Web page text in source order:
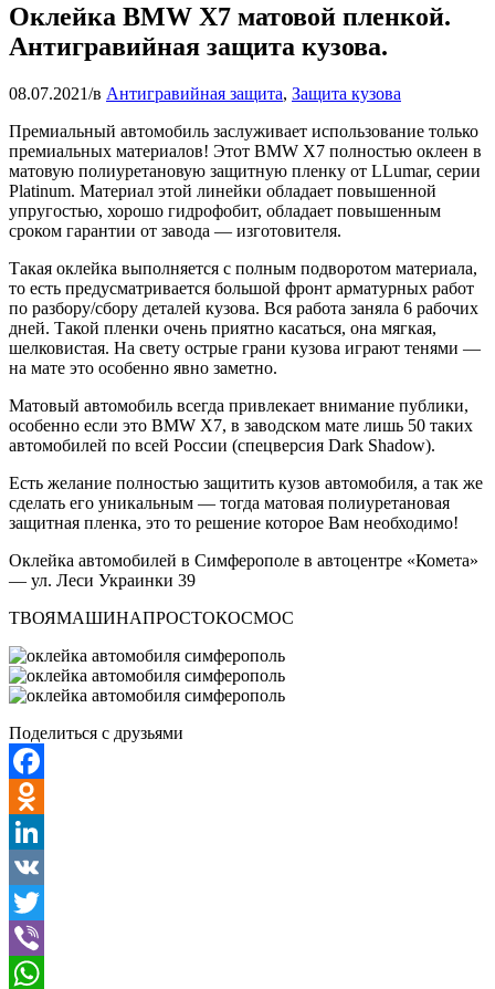
Оклейка BMW X7 матовой пленкой.
Антигравийная защита кузова.
08.07.2021/в Антигравийная защита, Защита кузова
Премиальный автомобиль заслуживает использование только
премиальных материалов! Этот BMW X7 полностью оклеен в
матовую полиуретановую защитную пленку от LLumar, серии
Platinum. Материал этой линейки обладает повышенной
упругостью, хорошо гидрофобит, обладает повышенным
сроком гарантии от завода — изготовителя.
Такая оклейка выполняется с полным подворотом материала,
то есть предусматривается большой фронт арматурных работ
по разбору/сбору деталей кузова. Вся работа заняла 6 рабочих
дней. Такой пленки очень приятно касаться, она мягкая,
шелковистая. На свету острые грани кузова играют тенями —
на мате это особенно явно заметно.
Матовый автомобиль всегда привлекает внимание публики,
особенно если это BMW X7, в заводском мате лишь 50 таких
автомобилей по всей России (спецверсия Dark Shadow).
Есть желание полностью защитить кузов автомобиля, а так же
сделать его уникальным — тогда матовая полиуретановая
защитная пленка, это то решение которое Вам необходимо!
Оклейка автомобилей в Симферополе в автоцентре «Комета»
— ул. Леси Украинки 39
ТВОЯМАШИНАПРОСТОКОСМОС
Поделиться с друзьями
Facebook
Odnoklassniki
LinkedIn
VK
Twitter
Viber